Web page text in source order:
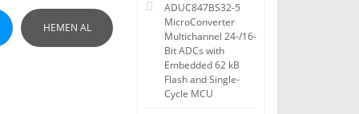
HEMEN AL
ADUC847BS32-5
MicroConverter
Multichannel 24-/16-
Bit ADCs with
Embedded 62 kB
Flash and Single-
Cycle MCU